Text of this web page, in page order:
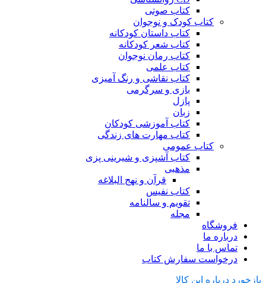
کتاب صوتی
کتاب کودک و نوجوان
کتاب داستان کودکانه
کتاب شعر کودکانه
کتاب رمان نوجوان
کتاب علمی
کتاب نقاشی و رنگ آمیزی
بازی و سرگرمی
پازل
زبان
کتاب آموزشی کودکان
کتاب مهارت های زندگی
کتاب عمومی
کتاب آشپزی و شیرینی پزی
مذهبی
قرآن و نهج البلاغه
کتاب نفیس
تقویم و سالنامه
مجله
فروشگاه
درباره ما
تماس با ما
درخواست سفارش کتاب
بازخورد درباره این کالا